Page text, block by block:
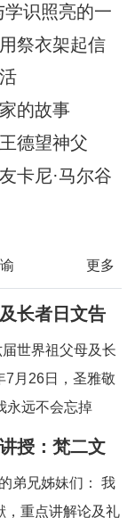
当时一点也没想
张浦堂区。2025
苏州教区徐宏根
州教区主教公署
学识照亮的一
祭衣架起信
的故事
德望神父
卡尼·马尔谷
更多
长者日文告
世界祖父母及长
7月26日，圣雅敬
永远不会忘掉
九 15）亲爱的
不会忘掉我们任
授：梵二文
弟兄姊妹们： 我
，重点讲解论及礼